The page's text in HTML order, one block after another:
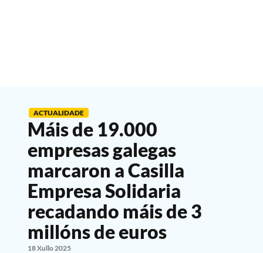
ACTUALIDADE
Máis de 19.000
empresas galegas
marcaron a Casilla
Empresa Solidaria
recadando máis de 3
millóns de euros
18 Xullo 2025